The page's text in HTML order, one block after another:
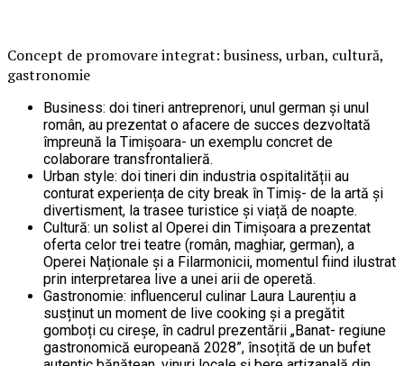
Concept de promovare integrat: business, urban, cultură,
gastronomie
Business: doi tineri antreprenori, unul german și unul
român, au prezentat o afacere de succes dezvoltată
împreună la Timișoara- un exemplu concret de
colaborare transfrontalieră.
Urban style: doi tineri din industria ospitalității au
conturat experiența de city break în Timiș- de la artă și
divertisment, la trasee turistice și viață de noapte.
Cultură: un solist al Operei din Timișoara a prezentat
oferta celor trei teatre (român, maghiar, german), a
Operei Naționale și a Filarmonicii, momentul fiind ilustrat
prin interpretarea live a unei arii de operetă.
Gastronomie: influencerul culinar Laura Laurențiu a
susținut un moment de live cooking și a pregătit
gomboți cu cireșe, în cadrul prezentării „Banat- regiune
gastronomică europeană 2028”, însoțită de un bufet